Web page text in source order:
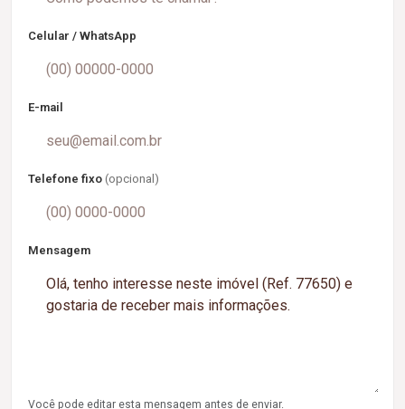
Celular / WhatsApp
E-mail
Telefone fixo (opcional)
Mensagem
Você pode editar esta mensagem antes de enviar.